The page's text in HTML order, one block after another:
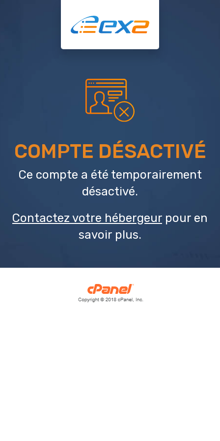
COMPTE DÉSACTIVÉ
Ce compte a été temporairement
désactivé.
Contactez votre hébergeur pour en
savoir plus.